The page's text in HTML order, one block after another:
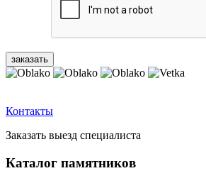
Контакты
Заказать выезд специалиста
Каталог памятников